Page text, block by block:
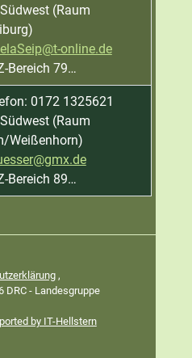
(Raum
online.de
Bereich 79…
0172 1325621
(Raum
Weißenhorn)
Bereich 89…
,
DRC - Landesgruppe
by IT-Hellstern